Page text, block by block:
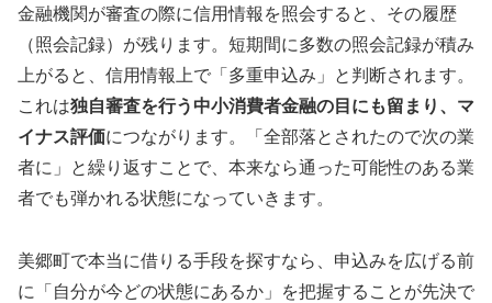
金融機関が審査の際に信用情報を照会すると、その履歴
（照会記録）が残ります。短期間に多数の照会記録が積み
上がると、信用情報上で「多重申込み」と判断されます。
これは独自審査を行う中小消費者金融の目にも留まり、マ
イナス評価につながります。「全部落とされたので次の業
者に」と繰り返すことで、本来なら通った可能性のある業
者でも弾かれる状態になっていきます。
美郷町で本当に借りる手段を探すなら、申込みを広げる前
に「自分が今どの状態にあるか」を把握することが先決で